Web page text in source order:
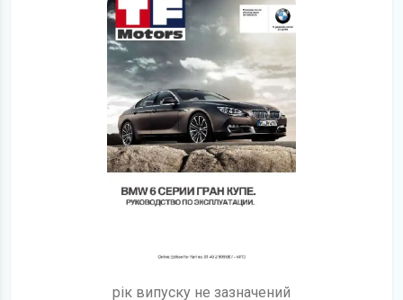
рік випуску не зазначений